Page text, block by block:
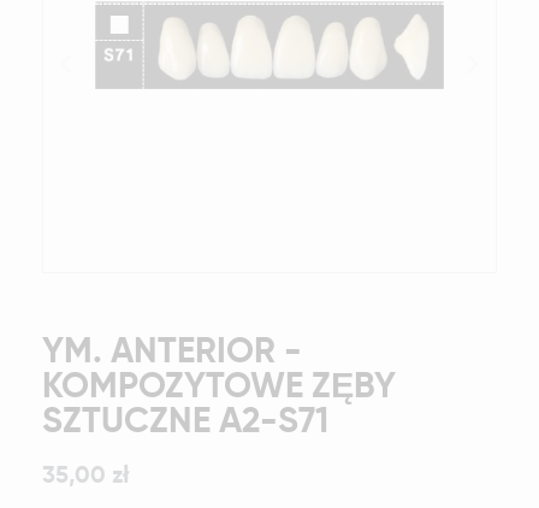
YM. ANTERIOR -
KOMPOZYTOWE ZĘBY
SZTUCZNE A2-S71
35,00 zł